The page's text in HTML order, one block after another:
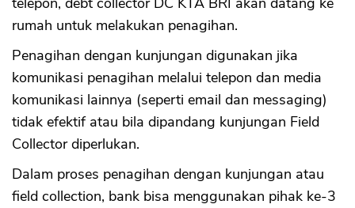
rumah untuk melakukan penagihan.
Penagihan dengan kunjungan digunakan jika
komunikasi penagihan melalui telepon dan media
komunikasi lainnya (seperti email dan messaging)
tidak efektif atau bila dipandang kunjungan Field
Collector diperlukan.
Dalam proses penagihan dengan kunjungan atau
field collection, bank bisa menggunakan pihak ke-3